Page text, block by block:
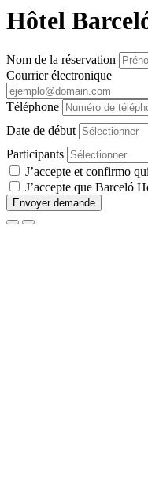
Hôtel
Nom de la réservation
Courrier électronique
Téléphone
Date de début
Participants
J’accepte et confirmo
J’accepte que Barceló
Envoyer demande